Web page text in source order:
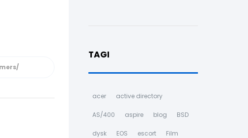
TAGI
acer active directory
AS/400 aspire blog BSD
dysk EOS escort Film